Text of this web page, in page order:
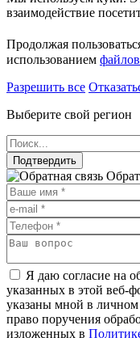
взаимодействие
Продолжая
использованием
Разрешить все
Выберите свой регион
Подтвердить
Я даю согласие на
указанных в этой веб-
указаны мной в личном
право поручения
изложенных в